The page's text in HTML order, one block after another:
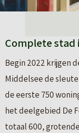
Complete stad
Begin 2022 krijgen
Middelsee de
de eerste 750
het deelgebied De
totaal 600,